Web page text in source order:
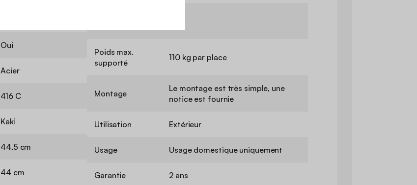
Oui
Acier
416 C
Kaki
44,5 cm
44 cm
Poids max.
supporté
110 kg par place
Montage
Le montage est très simple, une
notice est fournie
Utilisation Extérieur
Usage Usage domestique uniquement
Garantie 2 ans